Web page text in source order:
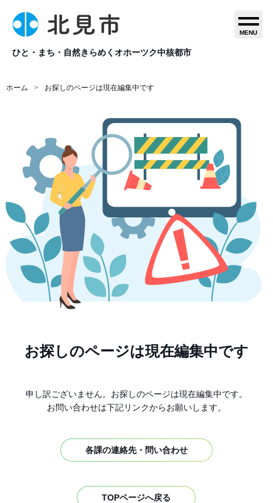
ひと・まち・自然きらめくオホーツク中核都市
MENU
ホーム お探しのページは現在編集中です
お探しのページは現在編集中です
申し訳ございません。お探しのページは現在編集中です。
お問い合わせは下記リンクからお願いします。
各課の連絡先・問い合わせ
TOPページへ戻る